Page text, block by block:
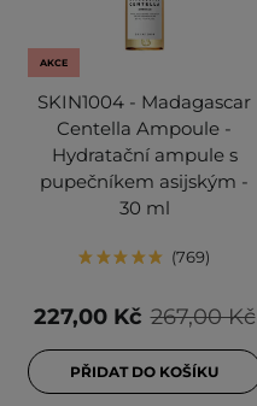
AKCE
SKIN1004 - Madagascar
Centella Ampoule -
Hydratační ampule s
pupečníkem asijským -
30 ml
769
267,00 Kč
227,00 Kč
PŘIDAT DO KOŠÍKU